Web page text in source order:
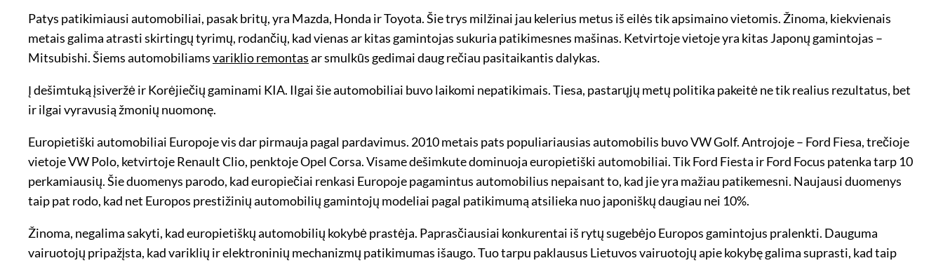
Patys patikimiausi automobiliai, pasak britų, yra Mazda, Honda ir Toyota. Šie trys milžinai jau kelerius metus iš eilės tik apsimaino vietomis. Žinoma, kiekvienais
metais galima atrasti skirtingų tyrimų, rodančių, kad vienas ar kitas gamintojas sukuria patikimesnes mašinas. Ketvirtoje vietoje yra kitas Japonų gamintojas –
Mitsubishi. Šiems automobiliamsvariklio remontasar smulkūs gedimai daug rečiau pasitaikantis dalykas.
Į dešimtuką įsiveržė ir Korėjiečių gaminami KIA. Ilgai šie automobiliai buvo laikomi nepatikimais. Tiesa, pastarųjų metų politika pakeitė ne tik realius rezultatus, bet
ir ilgai vyravusią žmonių nuomonę.
Europietiški automobiliai Europoje vis dar pirmauja pagal pardavimus. 2010 metais pats populiariausias automobilis buvo VW Golf. Antrojoje – Ford Fiesa, trečioje
vietoje VW Polo, ketvirtoje Renault Clio, penktoje Opel Corsa. Visame dešimkute dominuoja europietiški automobiliai. Tik Ford Fiesta ir Ford Focus patenka tarp 10
perkamiausių. Šie duomenys parodo, kad europiečiai renkasi Europoje pagamintus automobilius nepaisant to, kad jie yra mažiau patikemesni. Naujausi duomenys
taip pat rodo, kad net Europos prestižinių automobilių gamintojų modeliai pagal patikimumą atsilieka nuo japoniškų daugiau nei 10%.
Žinoma, negalima sakyti, kad europietiškų automobilių kokybė prastėja. Paprasčiausiai konkurentai iš rytų sugebėjo Europos gamintojus pralenkti. Dauguma
vairuotojų pripažįsta, kad variklių ir elektroninių mechanizmų patikimumas išaugo. Tuo tarpu paklausus Lietuvos vairuotojų apie kokybę galima suprasti, kad taip